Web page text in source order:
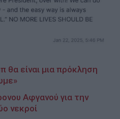
είναι μια πρόκληση
Αφγανού για την
νεκροί